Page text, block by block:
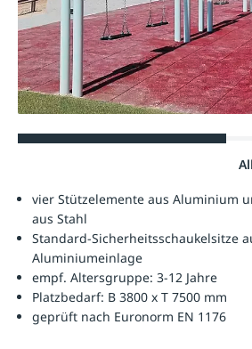
vier Stützelemente aus Aluminium
aus Stahl
Standard-Sicherheitsschaukelsitze
Aluminiumeinlage
empf. Altersgruppe: 3-12 Jahre
Platzbedarf: B 3800 x T 7500 mm
geprüft nach Euronorm EN 1176